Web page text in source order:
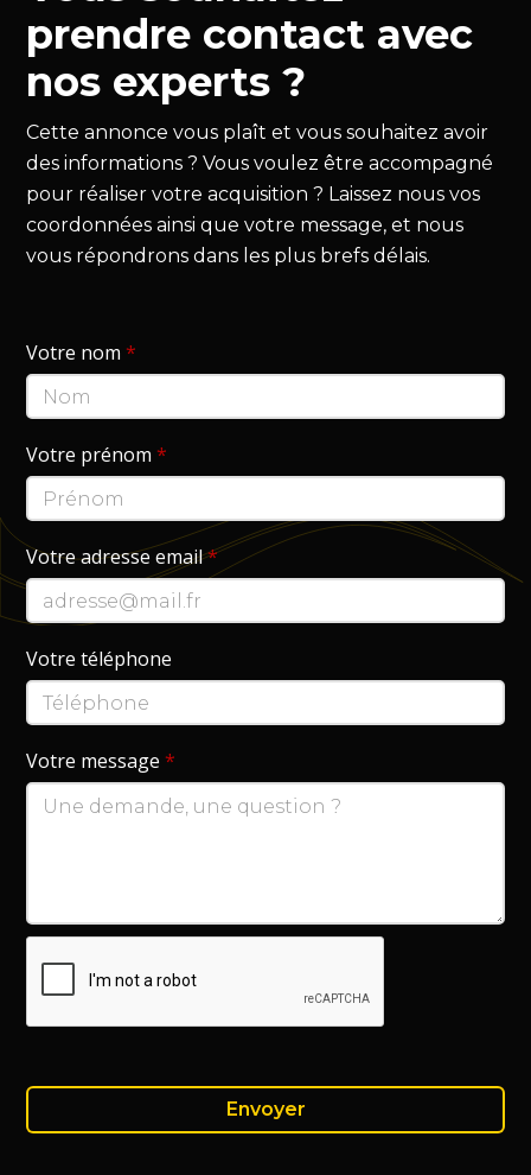
prendre contact avec
nos experts ?
Cette annonce vous plaît et vous souhaitez avoir
des informations ? Vous voulez être accompagné
pour réaliser votre acquisition ? Laissez nous vos
coordonnées ainsi que votre message, et nous
vous répondrons dans les plus brefs délais.
Votre nom*
Votre prénom*
Votre adresse email*
Votre téléphone
Votre message*